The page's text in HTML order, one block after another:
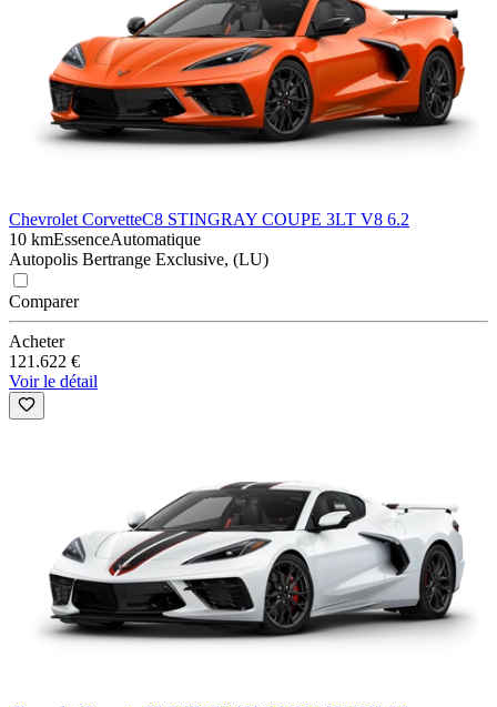
Chevrolet CorvetteC8 STINGRAY COUPE 3LT V8 6.2
10 kmEssenceAutomatique
Autopolis Bertrange Exclusive, (LU)
Comparer
Acheter
121.622 €
Voir le détail